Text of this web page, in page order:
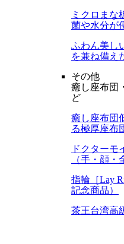
ミクロまな
菌や水分が
ふわん美し
を兼ね備え
その他
癒し座布団
ど
癒し座布団
る極厚座布
ドクターモ
（手・顔・
指輪［Lay
記念商品）
茶王台湾高